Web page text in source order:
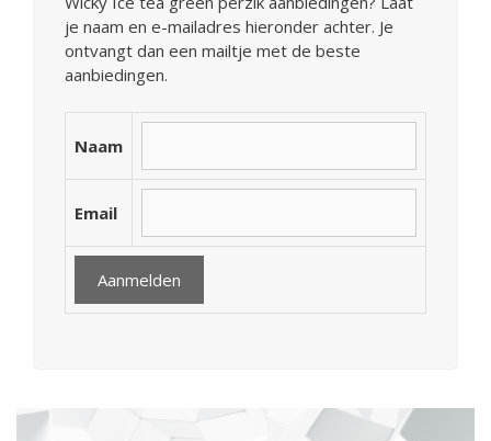
je naam en e-mailadres hieronder achter. Je
ontvangt dan een mailtje met de beste
aanbiedingen.
Naam
Email